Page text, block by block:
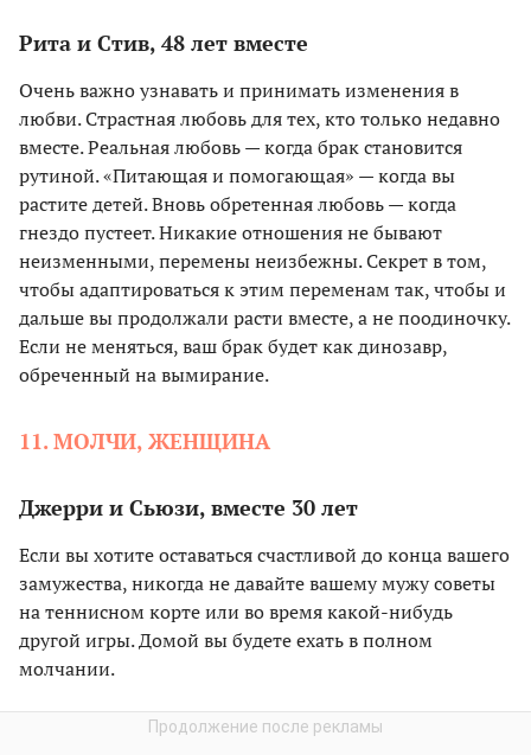
Рита и Стив, 48 лет вместе
Очень важно узнавать и принимать изменения в
любви. Страстная любовь для тех, кто только недавно
вместе. Реальная любовь — когда брак становится
рутиной. «Питающая и помогающая» — когда вы
растите детей. Вновь обретенная любовь — когда
гнездо пустеет. Никакие отношения не бывают
неизменными, перемены неизбежны. Секрет в том,
чтобы адаптироваться к этим переменам так, чтобы и
дальше вы продолжали расти вместе, а не поодиночку.
Если не меняться, ваш брак будет как динозавр,
обреченный на вымирание.
11. МОЛЧИ, ЖЕНЩИНА
Джерри и Сьюзи, вместе 30 лет
Если вы хотите оставаться счастливой до конца вашего
замужества, никогда не давайте вашему мужу советы
на теннисном корте или во время какой-нибудь
другой игры. Домой вы будете ехать в полном
молчании.